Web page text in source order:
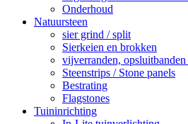
Onderhoud
Natuursteen
sier grind / split
Sierkeien en brokken
vijverranden, opsluitbanden
Steenstrips / Stone panels
Bestrating
Flagstones
Tuininrichting